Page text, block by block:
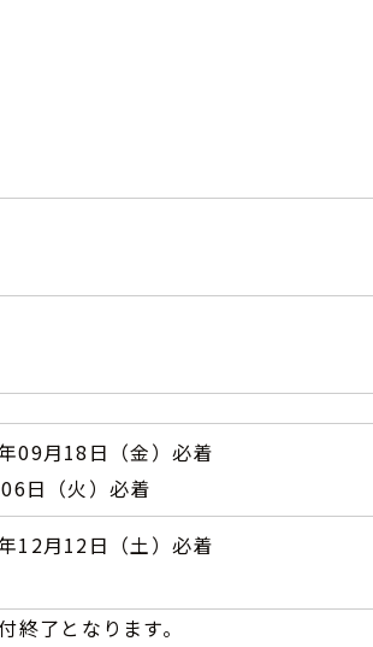
09月18日（金）必着
日（火）必着
12月12日（土）必着
了となります。